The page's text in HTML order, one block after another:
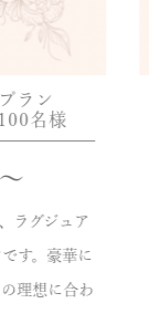
ラン
名様
ラグジュア
す。豪華に
理想に合わ